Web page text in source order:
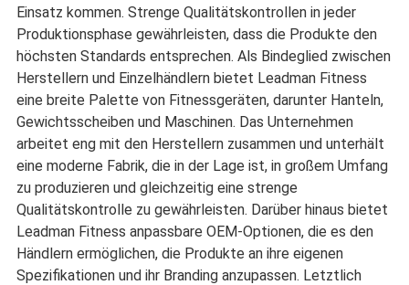
Einsatz kommen. Strenge Qualitätskontrollen in jeder
Produktionsphase gewährleisten, dass die Produkte den
höchsten Standards entsprechen. Als Bindeglied zwischen
Herstellern und Einzelhändlern bietet Leadman Fitness
eine breite Palette von Fitnessgeräten, darunter Hanteln,
Gewichtsscheiben und Maschinen. Das Unternehmen
arbeitet eng mit den Herstellern zusammen und unterhält
eine moderne Fabrik, die in der Lage ist, in großem Umfang
zu produzieren und gleichzeitig eine strenge
Qualitätskontrolle zu gewährleisten. Darüber hinaus bietet
Leadman Fitness anpassbare OEM-Optionen, die es den
Händlern ermöglichen, die Produkte an ihre eigenen
Spezifikationen und ihr Branding anzupassen. Letztlich